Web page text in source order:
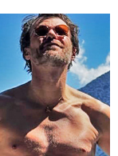
není znát